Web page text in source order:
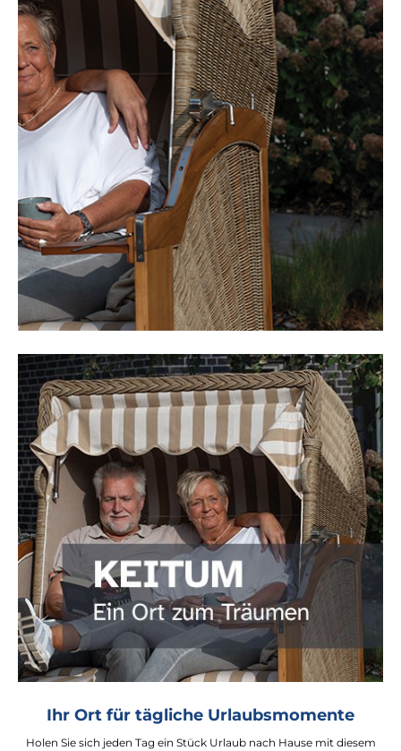
Ihr Ort für tägliche Urlaubsmomente
Holen Sie sich jeden Tag ein Stück Urlaub nach Hause mit diesem